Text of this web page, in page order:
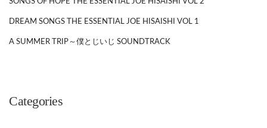
SONGS OF HOPE THE ESSENTIAL JOE HISAISHI VOL 2
DREAM SONGS THE ESSENTIAL JOE HISAISHI VOL 1
A SUMMER TRIP～僕とじいじ SOUNDTRACK
Categories